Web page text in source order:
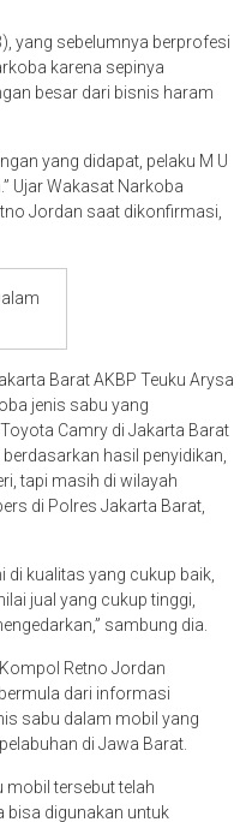
yang sebelumnya berprofesi
karena sepinya
besar dari bisnis haram
yang didapat, pelaku M U
Ujar Wakasat Narkoba
Jordan saat dikonfirmasi,
Barat AKBP Teuku Arysa
jenis sabu yang
Camry di Jakarta Barat
hasil penyidikan,
tapi masih di wilayah
di Polres Jakarta Barat,
di kualitas yang cukup baik,
jual yang cukup tinggi,
sambung dia.
Retno Jordan
dari informasi
sabu dalam mobil yang
di Jawa Barat.
mobil tersebut telah
bisa digunakan untuk